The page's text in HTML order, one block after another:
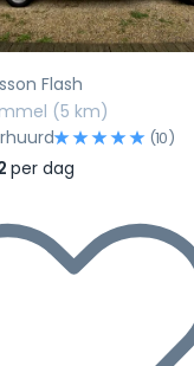
Flash
(5 km)
(10)
per dag